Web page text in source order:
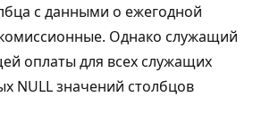
с данными о ежегодной
Однако служащий
оплаты для всех служащих
NULL значений столбцов